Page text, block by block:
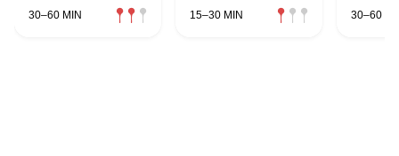
30–60 MIN 15–30 MIN 30–60